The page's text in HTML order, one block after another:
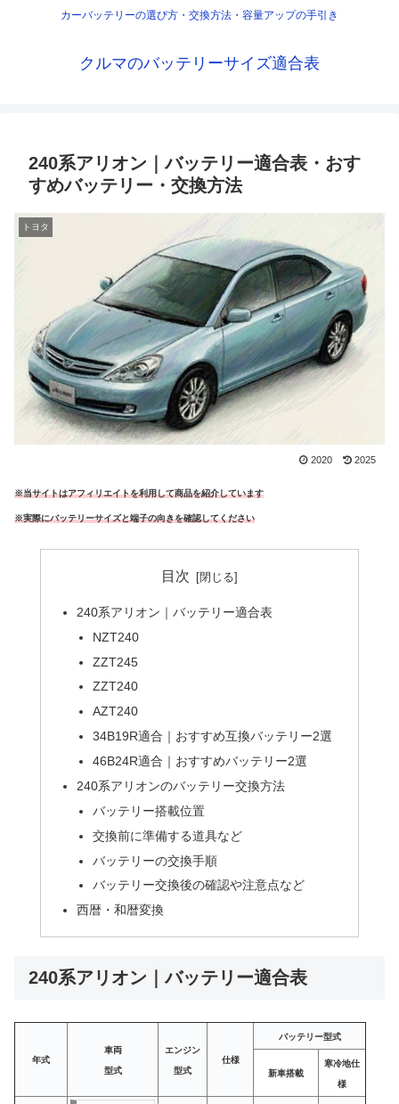
カーバッテリーの選び方・交換方法・容量アップの手引き
クルマのバッテリーサイズ適合表
240系アリオン｜バッテリー適合表・おす
すめバッテリー・交換方法
トヨタ
2020 2025
※当サイトはアフィリエイトを利用して商品を紹介しています
※実際にバッテリーサイズと端子の向きを確認してください
目次
240系アリオン｜バッテリー適合表
NZT240
ZZT245
ZZT240
AZT240
34B19R適合｜おすすめ互換バッテリー2選
46B24R適合｜おすすめバッテリー2選
240系アリオンのバッテリー交換方法
バッテリー搭載位置
交換前に準備する道具など
バッテリーの交換手順
バッテリー交換後の確認や注意点など
西暦・和暦変換
240系アリオン｜バッテリー適合表
年式
車両
型式
エンジン
型式
仕様
バッテリー型式
新車搭載
寒冷地仕
様